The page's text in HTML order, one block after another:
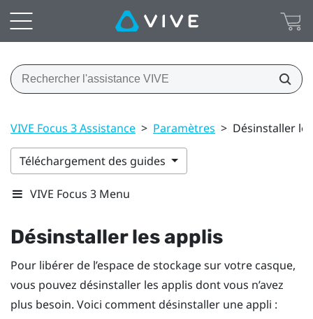
VIVE Focus 3 Assistance > Paramètres > Désinstaller
Téléchargement des guides
VIVE Focus 3 Menu
Désinstaller les applis
Pour libérer de l’espace de stockage sur votre casque,
vous pouvez désinstaller les applis dont vous n’avez
plus besoin. Voici comment désinstaller une appli :